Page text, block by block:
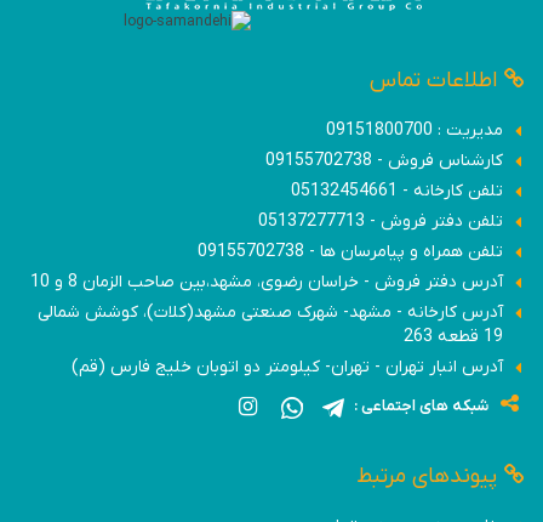
اطلاعات تماس
مدیریت : 09151800700
کارشناس فروش - 09155702738
تلفن کارخانه - 05132454661
تلفن دفتر فروش - 05137277713
تلفن همراه و پیامرسان ها - 09155702738
آدرس دفتر فروش - خراسان رضوی، مشهد،بین صاحب الزمان 8 و 10
آدرس کارخانه - مشهد- شهرک صنعتی مشهد(کلات)، کوشش شمالی
19 قطعه 263
آدرس انبار تهران - تهران- کیلومتر دو اتوبان خلیج فارس (قم)
شبکه های اجتماعی :
پیوندهای مرتبط